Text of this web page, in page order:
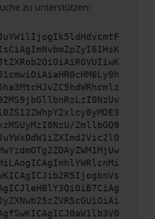
zu unterstützen:
ZmllbGQ9